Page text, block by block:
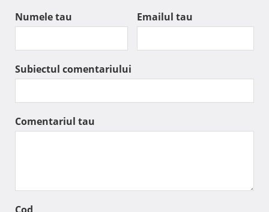
Numele tau Emailul tau
Subiectul comentariului
Comentariul tau
Cod